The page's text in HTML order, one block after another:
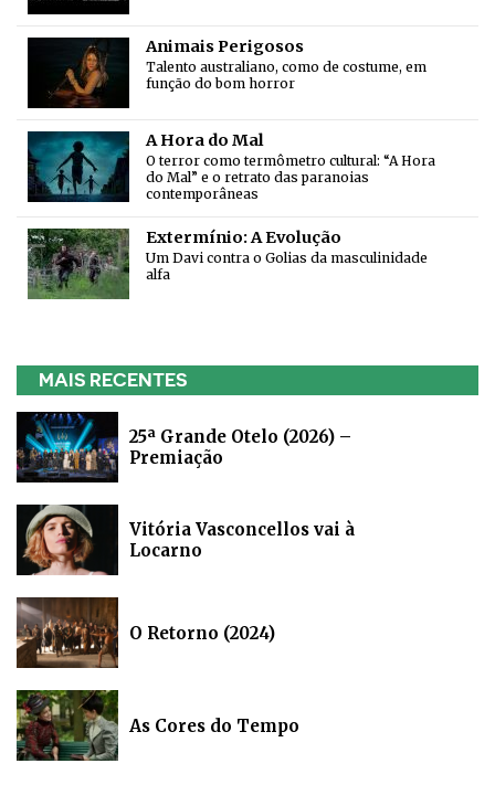
Animais Perigosos
Talento australiano, como de costume, em
função do bom horror
A Hora do Mal
O terror como termômetro cultural: “A Hora
do Mal” e o retrato das paranoias
contemporâneas
Extermínio: A Evolução
Um Davi contra o Golias da masculinidade
alfa
MAIS RECENTES
25ª Grande Otelo (2026) –
Premiação
Vitória Vasconcellos vai à
Locarno
O Retorno (2024)
As Cores do Tempo